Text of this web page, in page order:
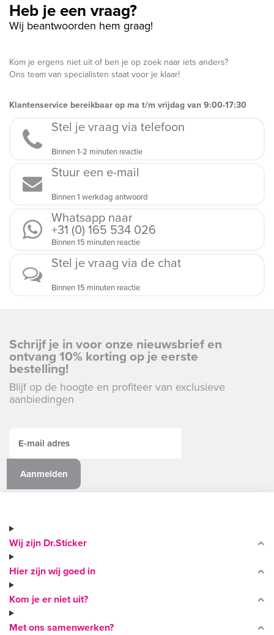
Heb je een vraag?
Wij beantwoorden hem graag!
Kom je ergens niet uit of ben je op zoek naar iets anders?
Ons team van specialisten staat voor je klaar!
Klantenservice bereikbaar op ma t/m vrijdag van 9:00-17:30
Stel je vraag via telefoon
Binnen 1-2 minuten reactie
Stuur een e-mail
Binnen 1 werkdag antwoord
Whatsapp naar
+31 (0) 165 534 026
Binnen 15 minuten reactie
Stel je vraag via de chat
Binnen 15 minuten reactie
Schrijf je in voor onze nieuwsbrief en
ontvang 10% korting op je eerste
bestelling!
Blijf op de hoogte en profiteer van exclusieve
aanbiedingen
Wij zijn Dr.Sticker
Hier zijn wij goed in
Kom je er niet uit?
Met ons samenwerken?